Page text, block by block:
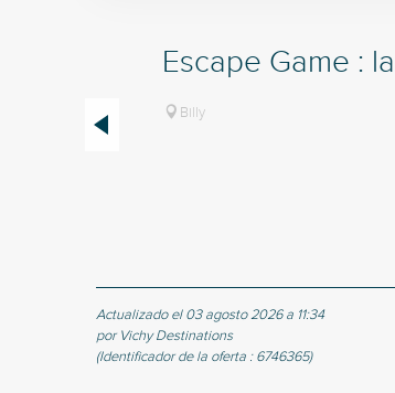
Escape Game :
Billy
Actualizado el 03 agosto 2026 a 11:34
por Vichy Destinations
(Identificador de la oferta : 6746365)